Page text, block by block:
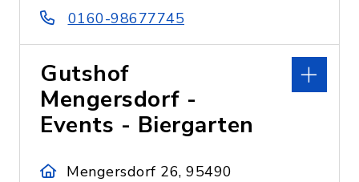
0160-98677745
Gutshof
Mengersdorf -
Events - Biergarten
Mengersdorf 26, 95490